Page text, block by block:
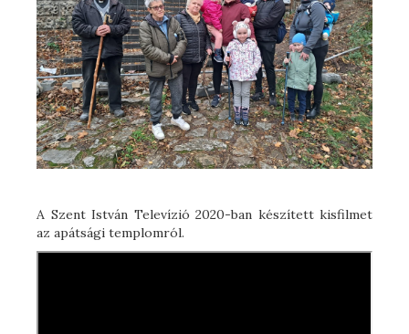
A Szent István Televízió 2020-ban készített kisfilmet
az apátsági templomról.